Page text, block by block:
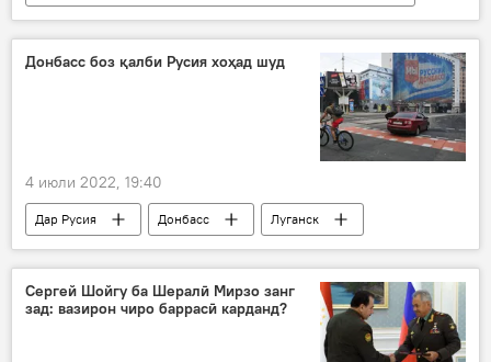
Дар Русия
Донбасс
амалиёт
низомӣ
Амният ва мудофиа
Донбасс боз қалби Русия хоҳад шуд
4 июли 2022, 19:40
Дар Русия Донбасс
Луганск
кӯмак
зиндагӣ
осоишта
Амалиёти вижаи Русия барои ҳимояи Донбасс: охирин хабарҳо
Украина
Сергей Шойгу ба Шералӣ Мирзо занг
зад: вазирон чиро баррасӣ карданд?